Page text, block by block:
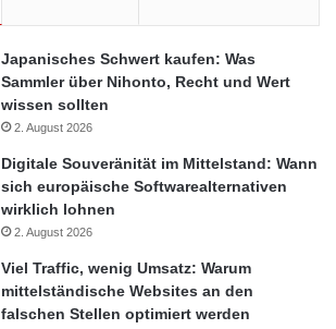
Japanisches Schwert kaufen: Was
Sammler über Nihonto, Recht und Wert
wissen sollten
2. August 2026
Digitale Souveränität im Mittelstand: Wann
sich europäische Softwarealternativen
wirklich lohnen
2. August 2026
Viel Traffic, wenig Umsatz: Warum
mittelständische Websites an den
falschen Stellen optimiert werden